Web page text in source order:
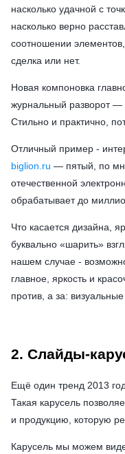
насколько удачной с
насколько верно
соотношении
сделка или нет.
Новая компоновка
журнальный разворот —
Стильно и практично,
Отличный пример -
biglion.ru — пятый, по
отечественной
обрабатывает до
Что касается дизайна,
буквально «шарить»
нашем случае -
главное, яркость и
против, а за:
2. Слайды-
Ещё один тренд 2013
Такая карусель
и продукцию, которую
Карусель мы можем